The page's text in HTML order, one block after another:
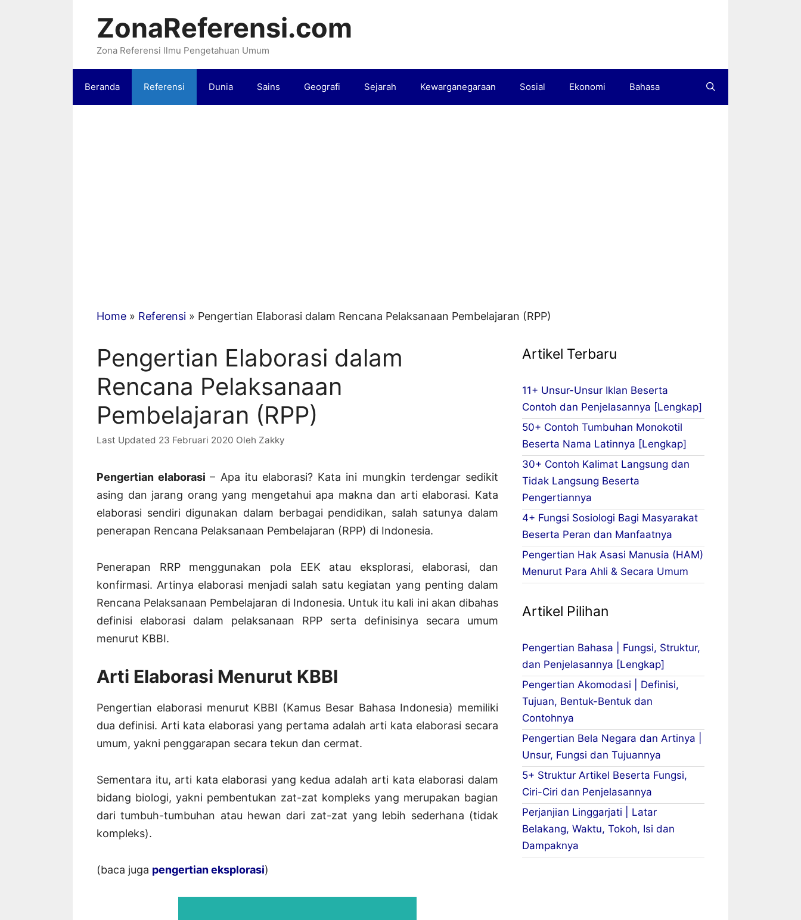
ZonaReferensi.com
Zona Referensi llmu Pengetahuan Umum
Beranda Referensi Dunia Sains Geografi Sejarah Kewarganegaraan Sosial Ekonomi Bahasa
Home » Referensi » Pengertian Elaborasi dalam Rencana Pelaksanaan Pembelajaran (RPP)
Pengertian Elaborasi dalam
Rencana Pelaksanaan
Pembelajaran (RPP)
23 Februari 2020 Oleh Zakky
Pengertian elaborasi– Apa itu elaborasi? Kata ini mungkin terdengar sedikit
asing dan jarang orang yang mengetahui apa makna dan arti elaborasi. Kata
elaborasi sendiri digunakan dalam berbagai pendidikan, salah satunya dalam
penerapan Rencana Pelaksanaan Pembelajaran (RPP) di Indonesia.
Penerapan RRP menggunakan pola EEK atau eksplorasi, elaborasi, dan
konfirmasi. Artinya elaborasi menjadi salah satu kegiatan yang penting dalam
Rencana Pelaksanaan Pembelajaran di Indonesia. Untuk itu kali ini akan dibahas
definisi elaborasi dalam pelaksanaan RPP serta definisinya secara umum
menurut KBBI.
Arti Elaborasi Menurut KBBI
Pengertian elaborasi menurut KBBI (Kamus Besar Bahasa Indonesia) memiliki
dua definisi. Arti kata elaborasi yang pertama adalah arti kata elaborasi secara
umum, yakni penggarapan secara tekun dan cermat.
Sementara itu, arti kata elaborasi yang kedua adalah arti kata elaborasi dalam
bidang biologi, yakni pembentukan zat-zat kompleks yang merupakan bagian
dari tumbuh-tumbuhan atau hewan dari zat-zat yang lebih sederhana (tidak
kompleks).
(baca juga pengertian eksplorasi)
Artikel Terbaru
11+ Unsur-Unsur Iklan Beserta
Contoh dan Penjelasannya [Lengkap]
50+ Contoh Tumbuhan Monokotil
Beserta Nama Latinnya [Lengkap]
30+ Contoh Kalimat Langsung dan
Tidak Langsung Beserta
Pengertiannya
4+ Fungsi Sosiologi Bagi Masyarakat
Beserta Peran dan Manfaatnya
Pengertian Hak Asasi Manusia (HAM)
Menurut Para Ahli & Secara Umum
Artikel Pilihan
Pengertian Bahasa | Fungsi, Struktur,
dan Penjelasannya [Lengkap]
Pengertian Akomodasi | Definisi,
Tujuan, Bentuk-Bentuk dan
Contohnya
Pengertian Bela Negara dan Artinya |
Unsur, Fungsi dan Tujuannya
5+ Struktur Artikel Beserta Fungsi,
Ciri-Ciri dan Penjelasannya
Perjanjian Linggarjati | Latar
Belakang, Waktu, Tokoh, Isi dan
Dampaknya